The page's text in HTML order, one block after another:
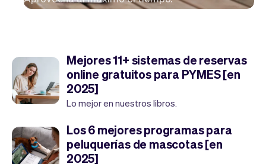
Mejores 11+ sistemas de reservas
online gratuitos para PYMES [en
2025]
Lo mejor en nuestros libros.
Los 6 mejores programas para
peluquerías de mascotas [en
2025]